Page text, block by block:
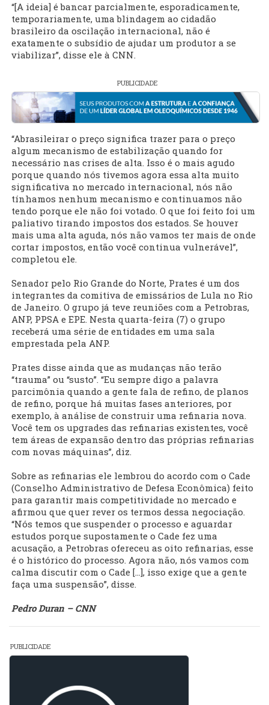
“[A ideia] é bancar parcialmente, esporadicamente,
temporariamente, uma blindagem ao cidadão
brasileiro da oscilação internacional, não é
exatamente o subsídio de ajudar um produtor a se
viabilizar”, disse ele à CNN.
PUBLICIDADE
“Abrasileirar o preço significa trazer para o preço
algum mecanismo de estabilização quando for
necessário nas crises de alta. Isso é o mais agudo
porque quando nós tivemos agora essa alta muito
significativa no mercado internacional, nós não
tínhamos nenhum mecanismo e continuamos não
tendo porque ele não foi votado. O que foi feito foi um
paliativo tirando impostos dos estados. Se houver
mais uma alta aguda, nós não vamos ter mais de onde
cortar impostos, então você continua vulnerável”,
completou ele.
Senador pelo Rio Grande do Norte, Prates é um dos
integrantes da comitiva de emissários de Lula no Rio
de Janeiro. O grupo já teve reuniões com a Petrobras,
ANP, PPSA e EPE. Nesta quarta-feira (7) o grupo
receberá uma série de entidades em uma sala
emprestada pela ANP.
Prates disse ainda que as mudanças não terão
“trauma” ou “susto”. “Eu sempre digo a palavra
parcimônia quando a gente fala de refino, de planos
de refino, porque há muitas fases anteriores, por
exemplo, à análise de construir uma refinaria nova.
Você tem os upgrades das refinarias existentes, você
tem áreas de expansão dentro das próprias refinarias
com novas máquinas”, diz.
Sobre as refinarias ele lembrou do acordo com o Cade
(Conselho Administrativo de Defesa Econômica) feito
para garantir mais competitividade no mercado e
afirmou que quer rever os termos dessa negociação.
“Nós temos que suspender o processo e aguardar
estudos porque supostamente o Cade fez uma
acusação, a Petrobras ofereceu as oito refinarias, esse
é o histórico do processo. Agora não, nós vamos com
calma discutir com o Cade […], isso exige que a gente
faça uma suspensão”, disse.
Pedro Duran – CNN
PUBLICIDADE